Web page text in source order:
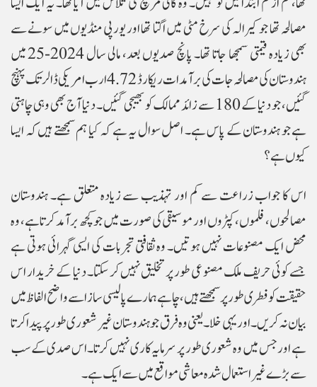
مصالحہ تھا جو کیرالہ کی سرخ مٹی میں اگتا تھا اور یورپی منڈیوں میں سونے سے
بھی زیادہ قیمتی سمجھا جاتا تھا۔ پانچ صدیوں بعد، مالی سال 2024-25 میں
ہندوستان کی مصالحہ جات کی برآمدات ریکارڈ 4.72 ارب امریکی ڈالر تک پہنچ
گئیں، جو دنیا کے 180 سے زائد ممالک کو بھیجی گئیں۔ دنیا آج بھی وہی چاہتی
ہے جو ہندوستان کے پاس ہے۔ اصل سوال یہ ہے کہ کیا ہم سمجھتے ہیں کہ ایسا
کیوں ہے؟
اس کا جواب زراعت سے کم اور تہذیب سے زیادہ متعلق ہے۔ ہندوستان
مصالحوں، فلموں، کپڑوں اور موسیقی کی صورت میں جو کچھ برآمد کرتا ہے، وہ
محض ایک مصنوعات نہیں ہوتیں۔ وہ ثقافتی تجربات کی ایسی گہرائی ہوتی ہے
جسے کوئی حریف ملک مصنوعی طور پر تخلیق نہیں کر سکتا۔ دنیا کے خریدار اس
حقیقت کو فطری طور پر سمجھتے ہیں، چاہے ہمارے پالیسی ساز اسے واضح الفاظ میں
بیان نہ کریں۔ اور یہی خلا۔یعنی وہ فرق جو ہندوستان غیر شعوری طور پر پیدا کرتا
ہے اور جس میں وہ شعوری طور پر سرمایہ کاری نہیں کرتا۔اس صدی کے سب
سے بڑے غیر استعمال شدہ معاشی مواقع میں سے ایک ہے۔